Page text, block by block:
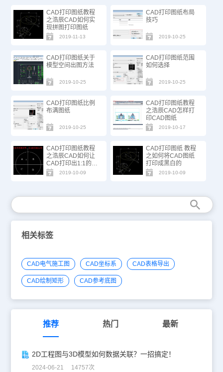
CAD打印图纸教程
之浩辰CAD如何实
现拼图打印图纸
2019-11-13
CAD打印图纸布局
技巧
2019-10-25
CAD打印图纸关于
模型空间出图方法
2019-10-25
CAD打印图纸范围
如何选择
2019-10-25
CAD打印图纸比例
布满图纸
2019-10-25
CAD打印图纸教程
之浩辰CAD怎样打
印CAD图纸
2019-10-17
CAD打印图纸教程
之浩辰CAD如何让
CAD打印出1:1的图
纸
2019-10-09
CAD打印图纸 教程
之如何将CAD图纸
打印成黑白的
2019-10-09
相关标签
CAD电气施工图 CAD坐标系 CAD表格导出
CAD绘制矩形 CAD参考底图
推荐 热门 最新
2D工程图与3D模型如何数据关联？一招搞定！
2024-06-21 14757次